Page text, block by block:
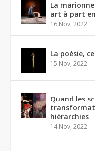
La
art à part
16 Nov, 2022
La poésie,
15 Nov, 2022
Quand les
hiérarchies
14 Nov, 2022